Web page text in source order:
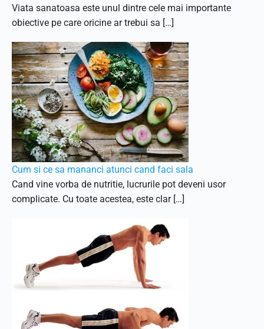
Viata sanatoasa este unul dintre cele mai importante
obiective pe care oricine ar trebui sa […]
Cum si ce sa mananci atunci cand faci sala
Cand vine vorba de nutritie, lucrurile pot deveni usor
complicate. Cu toate acestea, este clar […]